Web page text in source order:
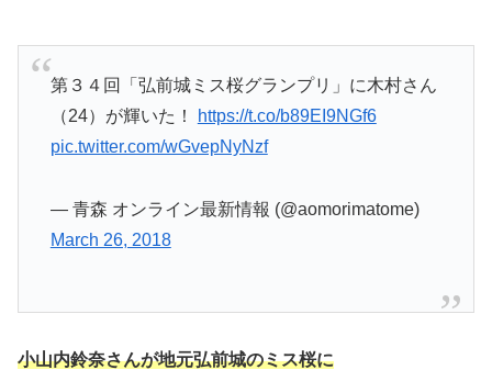
第３４回「弘前城ミス桜グランプリ」に木村さん
（24）が輝いた！
https://t.co/b89EI9NGf6
pic.twitter.com/wGvepNyNzf
— 青森 オンライン最新情報 (@aomorimatome)
March 26, 2018
小山内鈴奈さんが地元弘前城のミス桜に